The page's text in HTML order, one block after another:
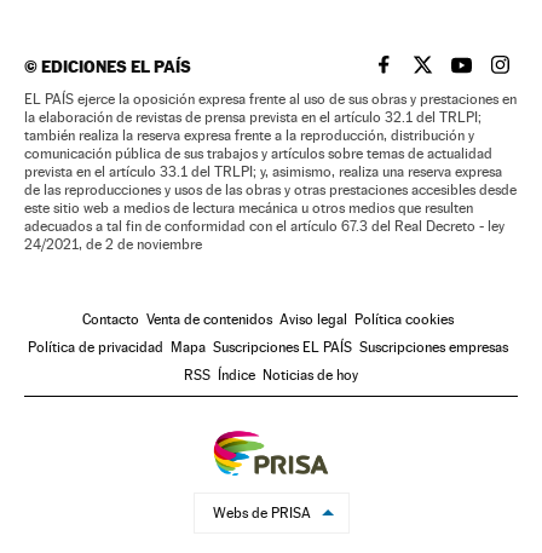
©EDICIONES EL PAÍS EL PAÍS BRASIL EN
EL PAÍSEL PAÍS
EL
EL PAÍS ejerce la oposición expresa frente al uso de sus obras y prestaciones en
la elaboración de revistas de prensa prevista en el artículo 32.1 del TRLPI;
también realiza la reserva expresa frente a la reproducción, distribución y
comunicación pública de sus trabajos y artículos sobre temas de actualidad
prevista en el artículo 33.1 del TRLPI; y, asimismo, realiza una reserva expresa
de las reproducciones y usos de las obras y otras prestaciones accesibles desde
este sitio web a medios de lectura mecánica u otros medios que resulten
adecuados a tal fin de conformidad con el artículo 67.3 del Real Decreto - ley
24/2021, de 2 de noviembre
Contacto Venta de contenidos Aviso legal
Política cookies
Política de privacidad
Mapa Suscripciones EL PAÍS Suscripciones empresas
RSS
Índice Noticias de hoy
Webs de PRISA